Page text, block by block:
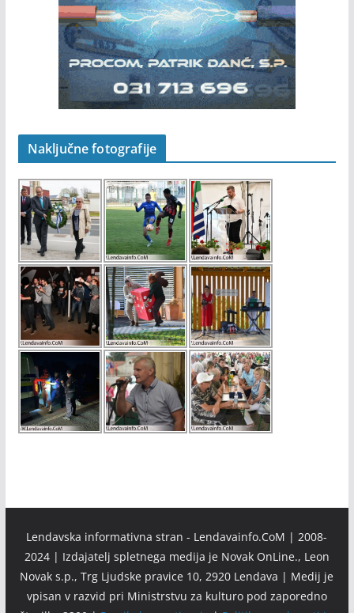
Naključne fotografije
Lendavska informativna stran - Lendavainfo.CoM | 2008-
2024 | Izdajatelj spletnega medija je Novak OnLine., Leon
Novak s.p., Trg Ljudske pravice 10, 2920 Lendava | Medij je
vpisan v razvid pri Ministrstvu za kulturo pod zaporedno